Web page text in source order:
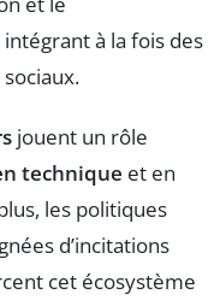
à la fois des
jouent un rôle
technique et en
les politiques
d’incitations
cet écosystème